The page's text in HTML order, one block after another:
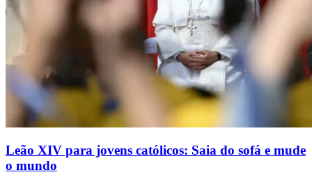
Leão XIV para jovens católicos: Saia do sofá e mude
o mundo